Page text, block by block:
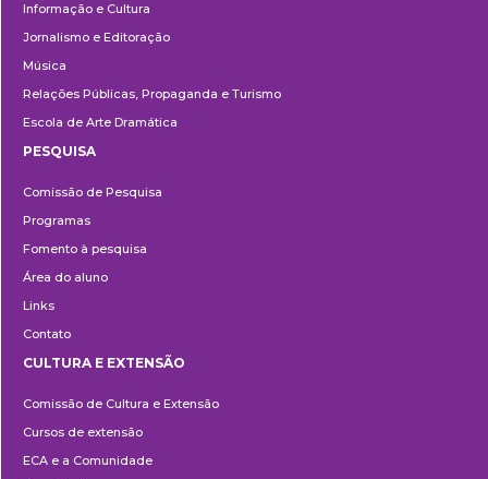
Informação e Cultura
Jornalismo e Editoração
Música
Relações Públicas, Propaganda e Turismo
Escola de Arte Dramática
PESQUISA
Comissão de Pesquisa
Programas
Fomento à pesquisa
Área do aluno
Links
Contato
e
Extensão
CULTURA E EXTENSÃO
Comissão de Cultura e Extensão
Cursos de extensão
ECA e a Comunidade